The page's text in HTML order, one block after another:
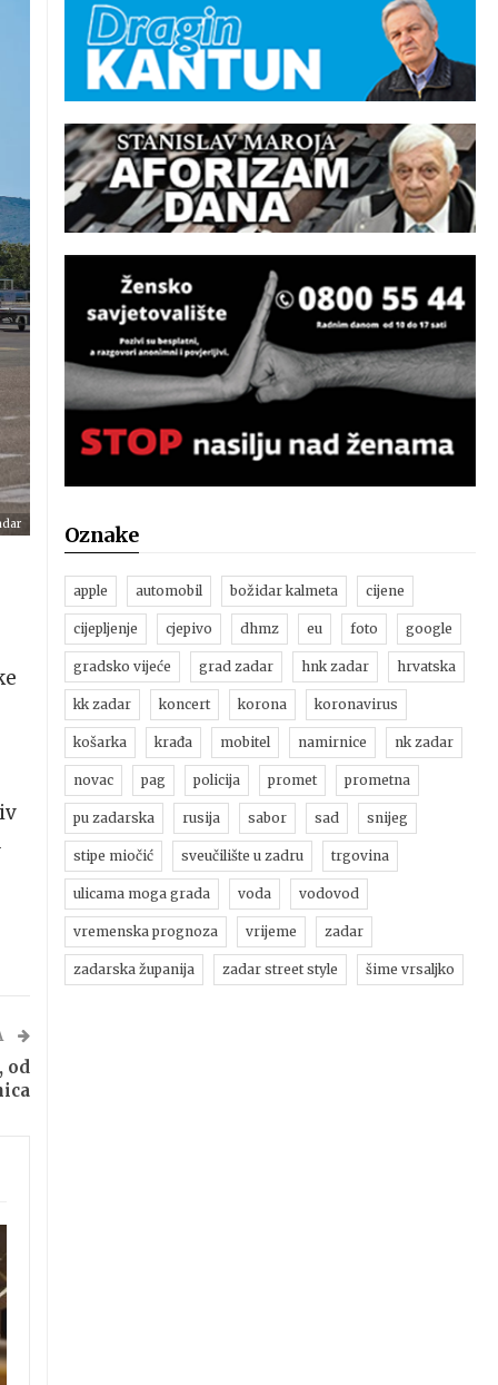
od
Oznake
apple automobil božidar kalmeta cijene
cijepljenje cjepivo dhmz eu foto google
gradsko vijeće grad zadar hnk zadar hrvatska
kk zadar koncert korona koronavirus
košarka krađa mobitel namirnice nk zadar
novac pag policija promet prometna
pu zadarska rusija sabor sad snijeg
stipe miočić sveučilište u zadru trgovina
ulicama moga grada voda vodovod
vremenska prognoza vrijeme zadar
zadarska županija zadar street style šime vrsaljko